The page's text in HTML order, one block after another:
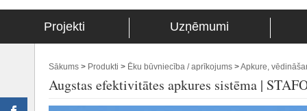
Projekti Uzņēmumi
Sākums > Produkti > Ēku būvniecība / aprīkojums >Apkure,
Augstas efektivitātes apkures sistēma |